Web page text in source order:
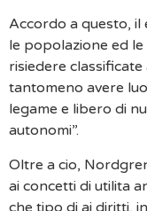
Accordo a questo,
le popolazione ed
risiedere
tantomeno avere
legame e libero di
autonomi”.
Oltre a cio,
ai concetti di utilita
che tipo di ai diritti,